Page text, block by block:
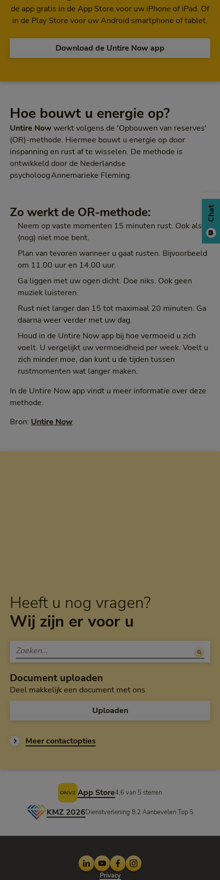
de app gratis in de App Store voor uw iPhone of iPad. Of
in de Play Store voor uw Android smartphone of tablet.
Download de Untire Now app
Hoe bouwt u energie op?
Untire Nowwerkt volgens de 'Opbouwen van reserves'
(OR)-methode. Hiermee bouwt u energie op door
inspanning en rust af te wisselen. De methode is
ontwikkeld door de Nederlandse
psycholoog Annemarieke Fleming.
Zo werkt de OR-methode:
Neem op vaste momenten 15 minuten rust. Ook als u
(nog) niet moe bent.
Plan van tevoren wanneer u gaat rusten. Bijvoorbeeld
om 11.00 uur en 14.00 uur.
Ga liggen met uw ogen dicht. Doe niks. Ook geen
muziek luisteren.
Rust niet langer dan 15 tot maximaal 20 minuten. Ga
daarna weer verder met uw dag.
Houd in de Untire Now app bij hoe vermoeid u zich
voelt. U vergelijkt uw vermoeidheid per week. Voelt u
zich minder moe, dan kunt u de tijden tussen
rustmomenten wat langer maken.
In de Untire Now app vindt u meer informatie over deze
methode.
Bron: Untire Now
Heeft u nog vragen?
Wij zijn er voor u
Document uploaden
Deel makkelijk een document met ons
Uploaden
Meer contactopties
Chat
App Store4,6 van 5 sterren
KMZ 2026Dienstverlening 8,2 Aanbevelen Top 5
LinkedIn
YoutubeFacebook
Instagram
Privacy